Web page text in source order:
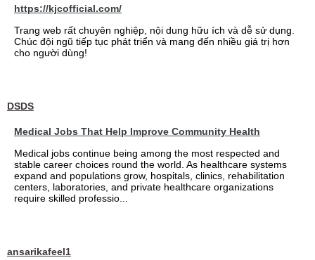
https://kjcofficial.com/
Trang web rất chuyên nghiệp, nội dung hữu ích và dễ sử dụng.
Chúc đội ngũ tiếp tục phát triển và mang đến nhiều giá trị hơn
cho người dùng!
DSDS
Medical Jobs That Help Improve Community Health
Medical jobs continue being among the most respected and
stable career choices round the world. As healthcare systems
expand and populations grow, hospitals, clinics, rehabilitation
centers, laboratories, and private healthcare organizations
require skilled professio...
ansarikafeel1